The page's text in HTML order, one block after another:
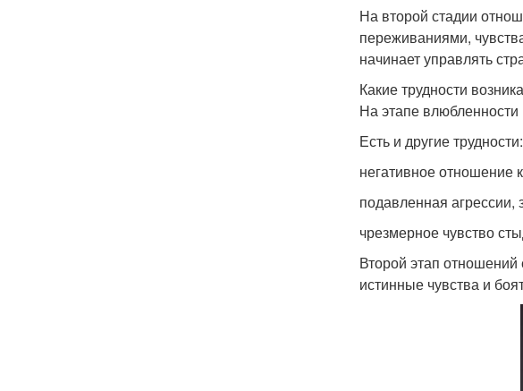
На второй стадии
переживаниями,
начинает управлять
Какие трудности
На этапе
Есть и другие трудности:
негативное отношение
подавленная агрессии,
чрезмерное чувство
Второй этап отношений
истинные чувства и